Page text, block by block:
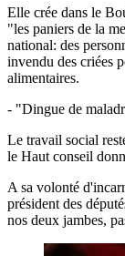
Elle crée dans le
"les paniers de la
national: des
invendu des criées
alimentaires.
- "Dingue de
Le travail social
le Haut conseil
A sa volonté
président des
nos deux jambes,